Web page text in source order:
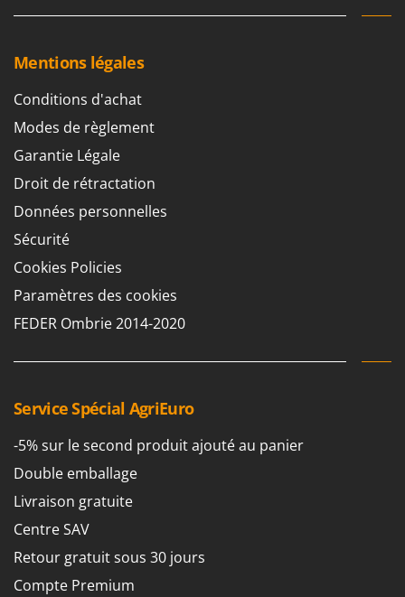
Mentions légales
Conditions d'achat
Modes de règlement
Garantie Légale
Droit de rétractation
Données personnelles
Sécurité
Cookies Policies
Paramètres des cookies
FEDER Ombrie 2014-2020
Service Spécial AgriEuro
-5% sur le second produit ajouté au panier
Double emballage
Livraison gratuite
Centre SAV
Retour gratuit sous 30 jours
Compte Premium